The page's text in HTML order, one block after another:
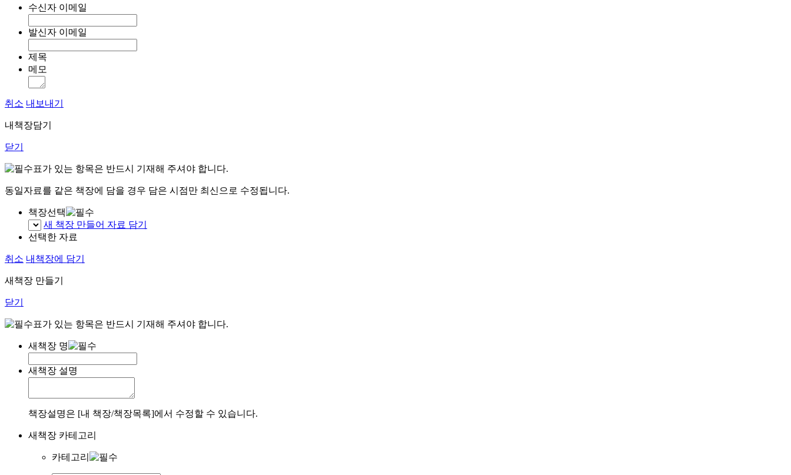
수신자 이메일
발신자 이메일
제목
메모
취소 내보내기
내책장담기
닫기
표가 있는 항목은 반드시 기재해 주셔야 합니다.
동일자료를 같은 책장에 담을 경우 담은 시점만 최신으로 수정됩니다.
책장선택
새 책장 만들어 자료 담기
선택한 자료
취소 내책장에 담기
새책장 만들기
닫기
표가 있는 항목은 반드시 기재해 주셔야 합니다.
새책장 명
새책장 설명
책장설명은 [내 책장/책장목록]에서 수정할 수 있습니다.
새책장 카테고리
카테고리